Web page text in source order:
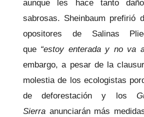
aunque les hace tanto
sabrosas. Sheinbaum prefirió
opositores de Salinas
que “estoy enterada y no va
embargo, a pesar de la
molestia de los ecologistas
de deforestación y los
Sierra anunciarán más